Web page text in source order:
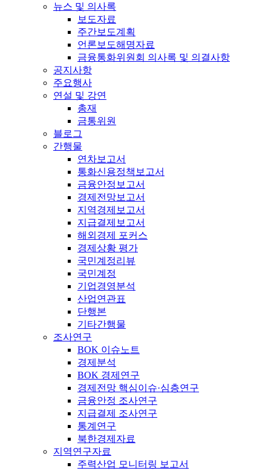
뉴스 및 의사록
보도자료
주간보도계획
언론보도해명자료
금융통화위원회 의사록 및 의결사항
공지사항
주요행사
연설 및 강연
총재
금통위원
블로그
간행물
연차보고서
통화신용정책보고서
금융안정보고서
경제전망보고서
지역경제보고서
지급결제보고서
해외경제 포커스
경제상황 평가
국민계정리뷰
국민계정
기업경영분석
산업연관표
단행본
기타간행물
조사연구
BOK 이슈노트
경제분석
BOK 경제연구
경제전망 핵심이슈·심층연구
금융안정 조사연구
지급결제 조사연구
통계연구
북한경제자료
지역연구자료
주력산업 모니터링 보고서